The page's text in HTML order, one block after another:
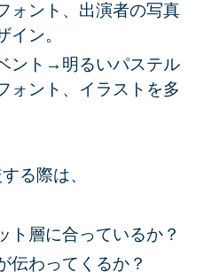
ォント、出演者の写真
イン。
ント→明るいパステル
ォント、イラスト を多
る際は、
ト層に合っているか？
伝わってくるか？